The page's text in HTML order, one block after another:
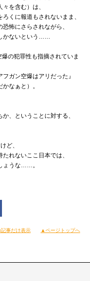
を含む）は、
くに報道もされないまま、
怖にさらされながら、
かないという……
の犯罪性も指摘されていま
ガン空爆はアリだった』
なぁと）。
、ということに対する、
ど、
れないここ日本では、
ょうな……。
記事だけ表示 ▲ページトップへ